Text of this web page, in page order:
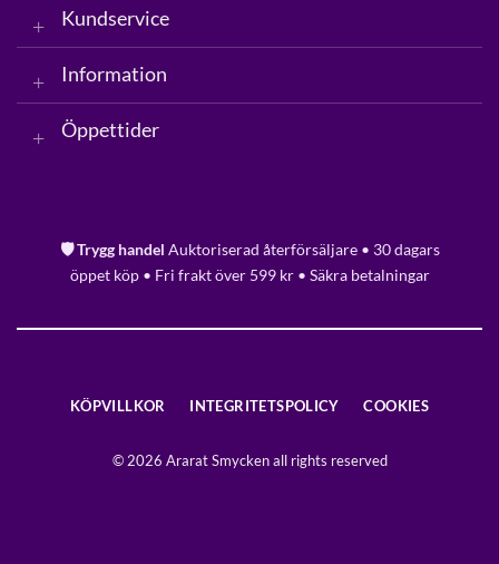
Kundservice
Information
Öppettider
🛡️ Trygg handel Auktoriserad återförsäljare • 30 dagars
öppet köp • Fri frakt över 599 kr • Säkra betalningar
KÖPVILLKOR INTEGRITETSPOLICY COOKIES
© 2026 Ararat Smycken all rights reserved